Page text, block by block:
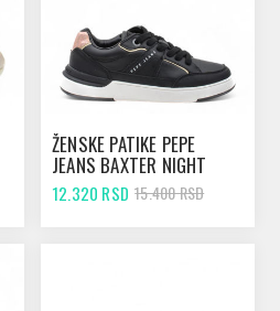
ŽENSKE PATIKE PEPE
JEANS BAXTER NIGHT
BLACK
12.320 RSD 15.400 RSD